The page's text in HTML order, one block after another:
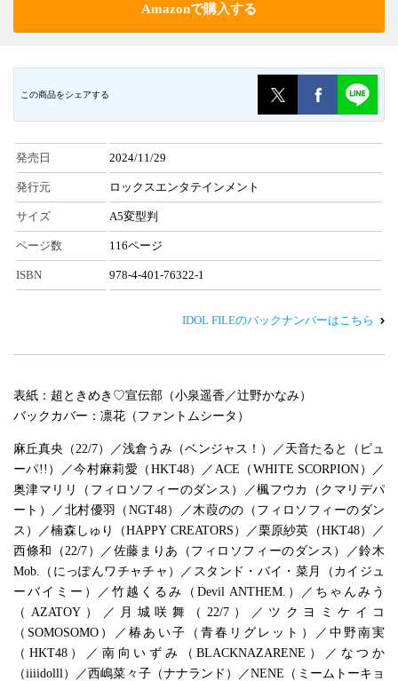
Amazonで購入する
この商品をシェアする
発売日 2024/11/29
発行元 ロックスエンタテインメント
サイズ A5変型判
ページ数 116ページ
ISBN 978-4-401-76322-1
IDOL FILEのバックナンバーはこちら
表紙：超ときめき♡宣伝部（小泉遥香／辻野かなみ）
バックカバー：凛花（ファントムシータ）
麻丘真央（22/7）／浅倉うみ（ベンジャス！）／天音たると（ピュ
ーパ!!）／今村麻莉愛（HKT48）／ACE（WHITE SCORPION）／
奥津マリリ（フィロソフィーのダンス）／楓フウカ（クマリデパ
ート）／北村優羽（NGT48）／木葭のの（フィロソフィーのダン
ス）／楠森しゅり（HAPPY CREATORS）／栗原紗英（HKT48）／
西條和（22/7）／佐藤まりあ（フィロソフィーのダンス）／鈴木
Mob.（にっぽんワチャチャ）／スタンド・バイ・菜月（カイジュ
ーバイミー）／竹越くるみ（Devil ANTHEM.）／ちゃんみう
（AZATOY）／月城咲舞（22/7）／ツクヨミケイコ
（SOMOSOMO）／椿あい子（青春リグレット）／中野南実
（HKT48）／南向いずみ（BLACKNAZARENE）／なつか
（iiiidolll）／西嶋菜々子（ナナランド）／NENE（ミームトーキョ